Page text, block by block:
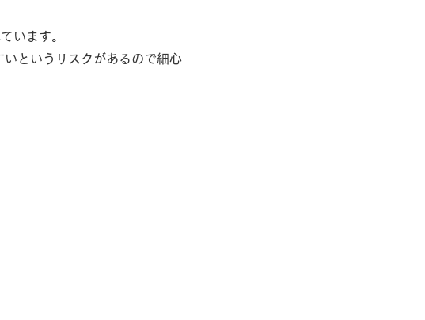
います。
いというリスクがあるので細心